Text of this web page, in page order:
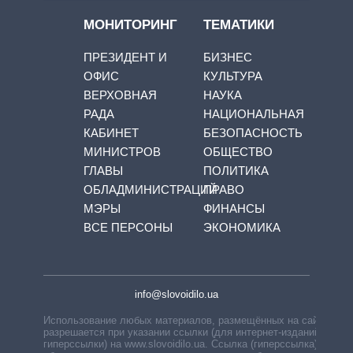
МОНИТОРИНГ
ПРЕЗИДЕНТ И
ОФИС
ВЕРХОВНАЯ
РАДА
КАБИНЕТ
МИНИСТРОВ
ГЛАВЫ
ОБЛАДМИНИСТРАЦИЙ
МЭРЫ
ВСЕ ПЕРСОНЫ
ТЕМАТИКИ
БИЗНЕС
КУЛЬТУРА
НАУКА
НАЦИОНАЛЬНАЯ
БЕЗОПАСНОСТЬ
ОБЩЕСТВО
ПОЛИТИКА
ПРАВО
ФИНАНСЫ
ЭКОНОМИКА
info@slovoidilo.ua
Использование любых материалов, размещённых на сайте,
разрешается при указании ссылки (для интернет-изданий —
гиперссылки) на www.slovoidilo.ua. Ссылка (гиперссылка)